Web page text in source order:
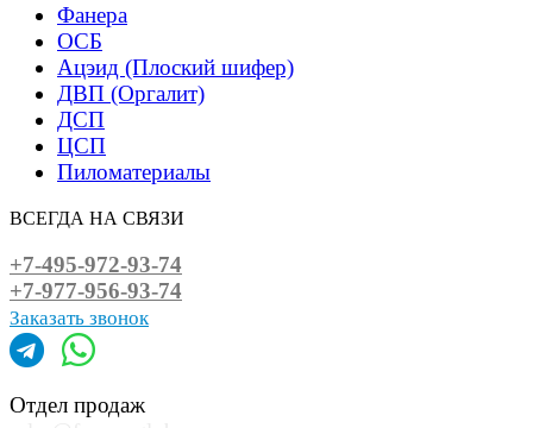
Фанера
ОСБ
Ацэид (Плоский шифер)
ДВП (Оргалит)
ДСП
ЦСП
Пиломатериалы
ВСЕГДА НА СВЯЗИ
+7-495-972-93-74
+7-977-956-93-74
Заказать звонок
Отдел продаж